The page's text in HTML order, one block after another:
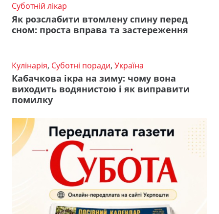
Суботній лікар
Як розслабити втомлену спину перед
сном: проста вправа та застереження
Кулінарія, Суботні поради, Україна
Кабачкова ікра на зиму: чому вона
виходить водянистою і як виправити
помилку